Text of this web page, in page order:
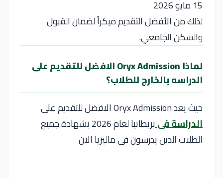
15 مايو 2026
لذلك من الأفضل التقديم مبكراً لضمان القبول
والسكن الجامعي.
لماذا Oryx Admission الافضل للتقديم على
الدراسه بالخارج للطلاب؟
حيث يعد Oryx Admission الافضل للتقديم على
الدراسة فى
بريطانيا لعام 2026 بشهادة جميع
الطلاب الذين يدرسون فى ماليزيا الان